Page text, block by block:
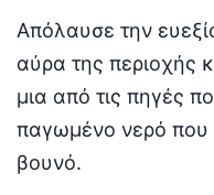
Απόλαυσε την
αύρα της περιοχής
μια από τις πηγές
παγωμένο νερό που
βουνό.